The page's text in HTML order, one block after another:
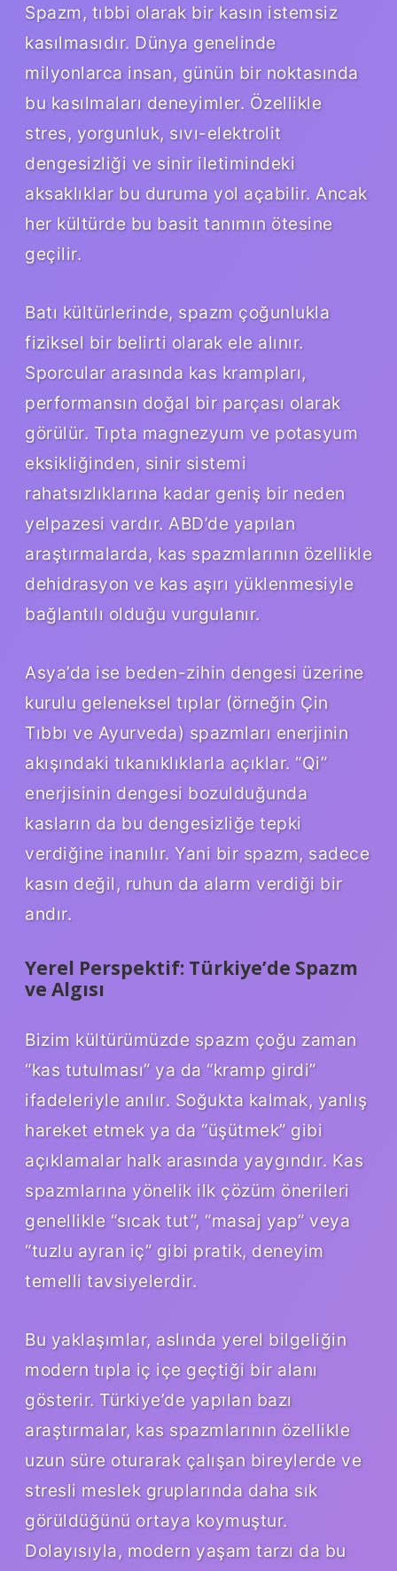
Spazm, tıbbi olarak bir kasın istemsiz
kasılmasıdır. Dünya genelinde
milyonlarca insan, günün bir noktasında
bu kasılmaları deneyimler. Özellikle
stres, yorgunluk, sıvı-elektrolit
dengesizliği ve sinir iletimindeki
aksaklıklar bu duruma yol açabilir. Ancak
her kültürde bu basit tanımın ötesine
geçilir.
Batı kültürlerinde, spazm çoğunlukla
fiziksel bir belirti olarak ele alınır.
Sporcular arasında kas krampları,
performansın doğal bir parçası olarak
görülür. Tıpta magnezyum ve potasyum
eksikliğinden, sinir sistemi
rahatsızlıklarına kadar geniş bir neden
yelpazesi vardır. ABD’de yapılan
araştırmalarda, kas spazmlarının özellikle
dehidrasyon ve kas aşırı yüklenmesiyle
bağlantılı olduğu vurgulanır.
Asya’da ise beden-zihin dengesi üzerine
kurulu geleneksel tıplar (örneğin Çin
Tıbbı ve Ayurveda) spazmları enerjinin
akışındaki tıkanıklıklarla açıklar. “Qi”
enerjisinin dengesi bozulduğunda
kasların da bu dengesizliğe tepki
verdiğine inanılır. Yani bir spazm, sadece
kasın değil, ruhun da alarm verdiği bir
andır.
Yerel Perspektif: Türkiye’de Spazm
ve Algısı
Bizim kültürümüzde spazm çoğu zaman
“kas tutulması” ya da “kramp girdi”
ifadeleriyle anılır. Soğukta kalmak, yanlış
hareket etmek ya da “üşütmek” gibi
açıklamalar halk arasında yaygındır. Kas
spazmlarına yönelik ilk çözüm önerileri
genellikle “sıcak tut”, “masaj yap” veya
“tuzlu ayran iç” gibi pratik, deneyim
temelli tavsiyelerdir.
Bu yaklaşımlar, aslında yerel bilgeliğin
modern tıpla iç içe geçtiği bir alanı
gösterir. Türkiye’de yapılan bazı
araştırmalar, kas spazmlarının özellikle
uzun süre oturarak çalışan bireylerde ve
stresli meslek gruplarında daha sık
görüldüğünü ortaya koymuştur.
Dolayısıyla, modern yaşam tarzı da bu